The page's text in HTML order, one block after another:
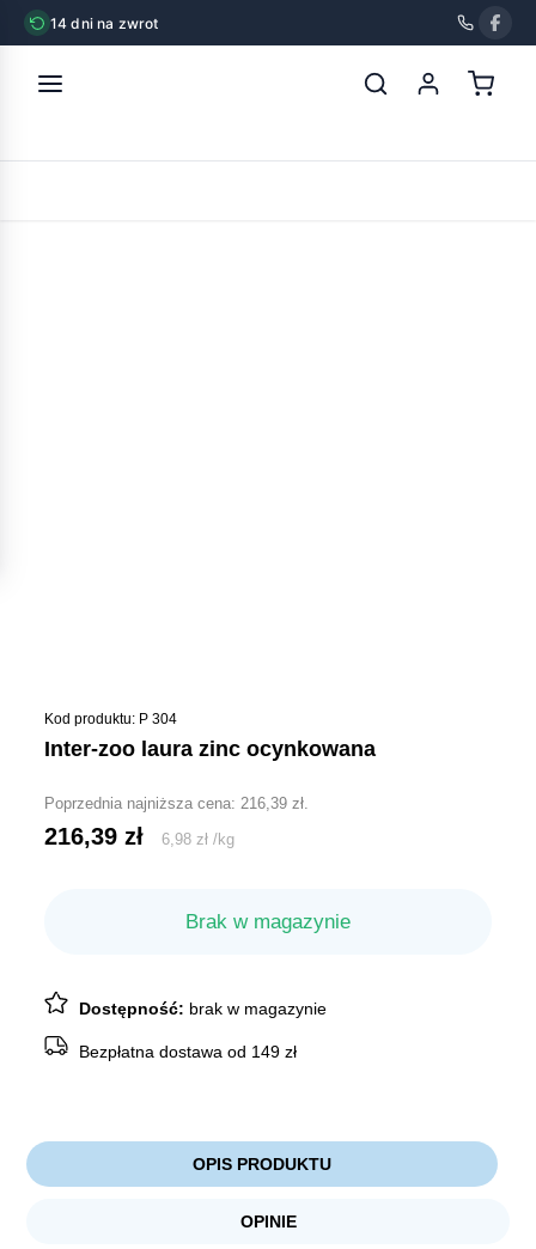
14 dni na zwrot
POWRÓT
Kod produktu: P 304
inter-zoo laura zinc ocynkowana
Poprzednia najniższa cena:216,39zł.
216,39zł 6,98zł /kg
Brak w magazynie
Dostępność: brak w magazynie
Bezpłatna dostawa od 149 zł
OPIS PRODUKTU
OPINIE